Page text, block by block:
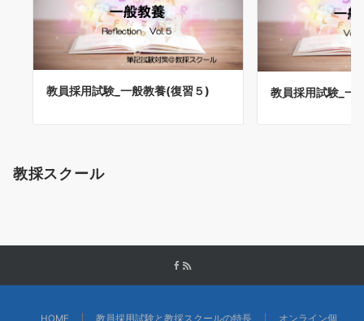
教員採用試験_一般教養(復習５) 教員採用試験_一
教採スクール
HOME 教員採用試験と教採スクールの特長 オンライン個